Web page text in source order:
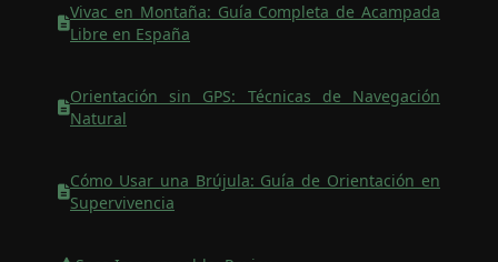
Vivac en Montaña: Guía Completa de Acampada
Libre en España
Orientación sin GPS: Técnicas de Navegación
Natural
Cómo Usar una Brújula: Guía de Orientación en
Supervivencia